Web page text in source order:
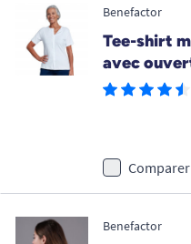
Benefactor
Tee-shirt
avec
Comparer
Benefactor